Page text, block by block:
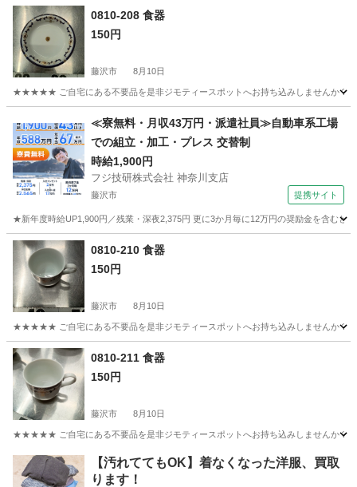
0810-208 食器
150円
藤沢市 8月10日
★★★★★ ご自宅にある不要品を是非ジモティースポットへお持ち込みしませんか？
食器 現地
≪寮無料・月収43万円・派遣社員≫自動車系工場
での組立・加工・プレス 交替制
時給1,900円
フジ技研株式会社 神奈川支店
藤沢市 提携サイト
★新年度時給UP1,900円／残業・深夜2,375円 更に3か月毎に12万円の奨励金を含む
神奈川 藤沢市 0810-210 食器
150円
藤沢市 8月10日
★★★★★ ご自宅にある不要品を是非ジモティースポットへお持ち込みしませんか？
神奈川 藤沢市 現地
0810-211 食器
150円
藤沢市 8月10日
★★★★★ ご自宅にある不要品を是非ジモティースポットへお持ち込みしませんか？
神奈川 藤沢市 食器 現地
【汚れててもOK】着なくなった洋服、買取
ります！